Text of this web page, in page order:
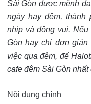
Sài Gòn được mệnh
ngày hay đêm, thành
nhịp và đông vui.
Gòn hay chỉ đơn
việc qua đêm, để
cafe đêm Sài Gòn
Nội dung chính